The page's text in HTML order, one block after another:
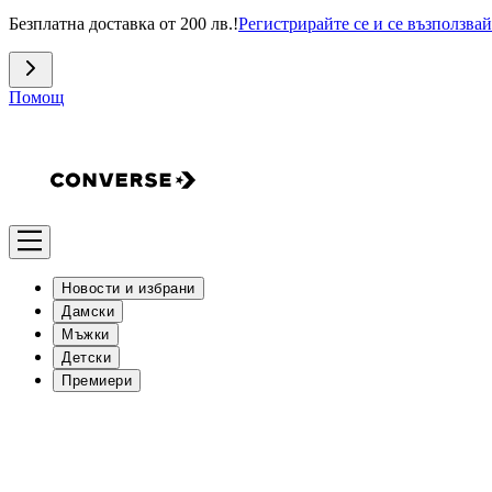
Безплатна доставка от 200 лв.!Регистрирайте се и се
Помощ
Новости и избрани
Дамски
Мъжки
Детски
Премиери